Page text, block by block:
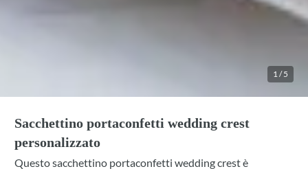
1 /5
Sacchettino portaconfetti wedding crest
personalizzato
Questo sacchettino portaconfetti wedding crest è